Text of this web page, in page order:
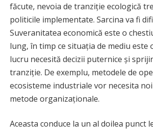
făcute, nevoia de tranziție ecologică
politicile implementate. Sarcina va fi
Suveranitatea economică este o
lung, în timp ce situația de mediu este
lucru necesită decizii puternice și
tranziție. De exemplu, metodele de
ecosisteme industriale vor necesita
metode organizaționale.
Aceasta conduce la un al doilea punct